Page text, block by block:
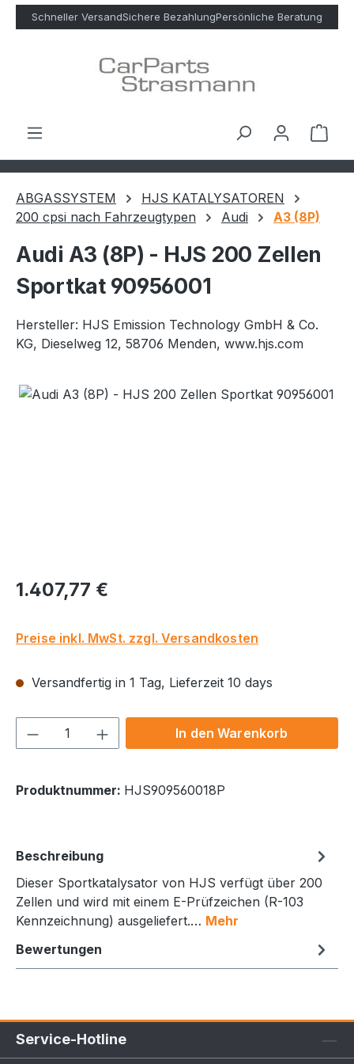
Zum Hauptinhalt springen
Schneller VersandSichere BezahlungPersönliche Beratung
ABGASSYSTEM
HJS KATALYSATOREN
200 cpsi nach Fahrzeugtypen
Audi A3 (8P)
Audi A3 (8P) - HJS 200 Zellen
Sportkat 90956001
Hersteller: HJS Emission Technology GmbH & Co.
KG, Dieselweg 12, 58706 Menden, www.hjs.com
Bildergalerie überspringen
Regulärer Preis:
1.407,77 €
Preise inkl. MwSt. zzgl. Versandkosten
Versandfertig in 1 Tag, Lieferzeit 10 days
Produkt Anzahl: Gib denIn den Warenkorb
Produktnummer: HJS909560018P
Beschreibung
Dieser Sportkatalysator von HJS verfügt über 200
Zellen und wird mit einem E-Prüfzeichen (R-103
Kennzeichnung) ausgeliefert.… Mehr
Bewertungen
Service-Hotline